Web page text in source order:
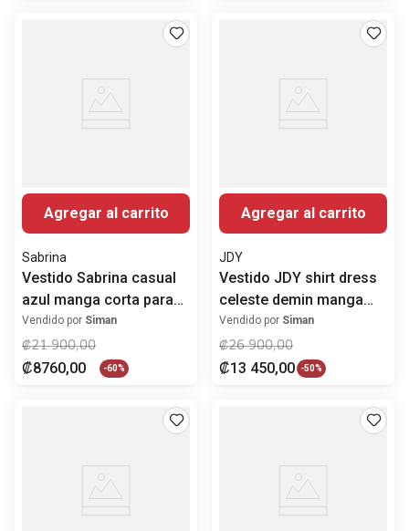
Agregar al carrito
Sabrina
Vestido Sabrina casual
azul manga corta para
mujer
Vendido por Siman
₡21 900,00
₡8760,00 -60%
Agregar al carrito
JDY
Vestido JDY shirt dress
celeste demin manga
larga para mujer
Vendido por Siman
₡26 900,00
₡13 450,00 -50%